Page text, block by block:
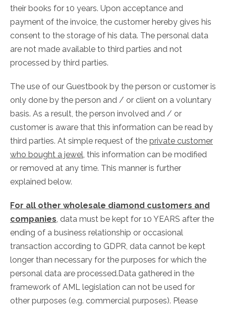
their books for 10 years. Upon acceptance and
payment of the invoice, the customer hereby gives his
consent to the storage of his data. The personal data
are not made available to third parties and not
processed by third parties.
The use of our Guestbook by the person or customer is
only done by the person and / or client on a voluntary
basis. As a result, the person involved and / or
customer is aware that this information can be read by
third parties. At simple request of the private customer
who bought a jewel, this information can be modified
or removed at any time. This manner is further
explained below.
For all other wholesale diamond customers and
companies, data must be kept for 10 YEARS after the
ending of a business relationship or occasional
transaction according to GDPR, data cannot be kept
longer than necessary for the purposes for which the
personal data are processed.Data gathered in the
framework of AML legislation can not be used for
other purposes (e.g. commercial purposes). Please